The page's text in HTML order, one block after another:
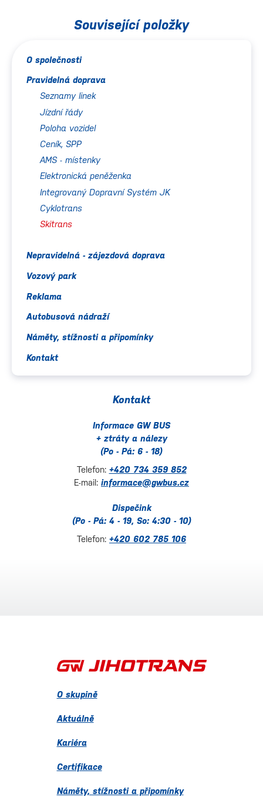
Související položky
O společnosti
Pravidelná doprava
Seznamy linek
Jízdní řády
Poloha vozidel
Ceník, SPP
AMS - místenky
Elektronická peněženka
Integrovaný Dopravní Systém JK
Cyklotrans
Skitrans
Nepravidelná - zájezdová doprava
Vozový park
Reklama
Autobusová nádraží
Náměty, stížnosti a připomínky
Kontakt
Kontakt
Informace GW BUS
+ ztráty a nálezy
(Po - Pá: 6 - 18)
Telefon: +420 734 359 852
E-mail: informace@gwbus.cz
Dispečink
(Po - Pá: 4 - 19, So: 4:30 - 10)
Telefon: +420 602 785 106
O skupině
Aktuálně
Kariéra
Certifikace
Náměty, stížnosti a připomínky